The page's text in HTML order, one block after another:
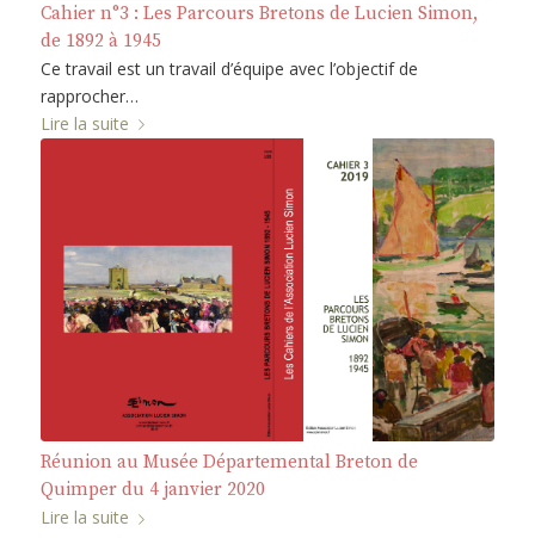
Cahier n°3 : Les Parcours Bretons de Lucien Simon,
de 1892 à 1945
Ce travail est un travail d’équipe avec l’objectif de
rapprocher…
Lire la suite
Réunion au Musée Départemental Breton de
Quimper du 4 janvier 2020
Lire la suite